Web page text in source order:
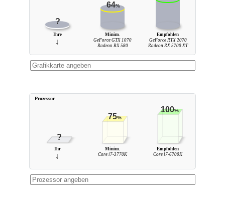
?
64%
Ihre
↓
Minim.
GeForce GTX 1070
Radeon RX 580
Empfohlen
GeForce RTX 2070
Radeon RX 5700 XT
?
75%
100%
Ihr
↓
Minim.
Core i7-3770K
Empfohlen
Core i7-6700K
Prozessor